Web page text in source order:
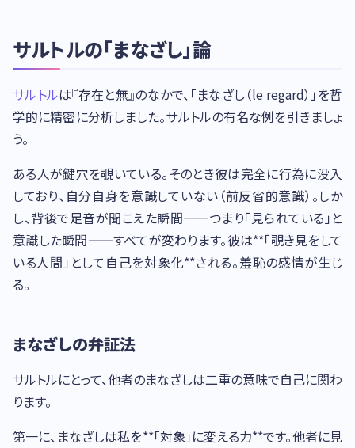
サルトルの「まなざし」論
サルトルは『存在と無』のなかで、「まなざし（le regard）」を哲
学的に精密に分析しました。サルトルの有名な例を引きましょ
う。
ある人が鍵穴を覗いている。そのとき彼は完全に行為に没入
しており、自分自身を意識していない（前反省的意識）。しか
し、背後で足音が聞こえた瞬間——つまり「見られている」と
意識した瞬間——すべてが変わります。彼は**「覗き見をして
いる人間」として自己を対象化**される。羞恥の感情が生じ
る。
まなざしの弁証法
サルトルにとって、他者のまなざしは二重の意味で自己に関わ
ります。
第一に、まなざしは私を**「対象」に変える力**です。他者に見